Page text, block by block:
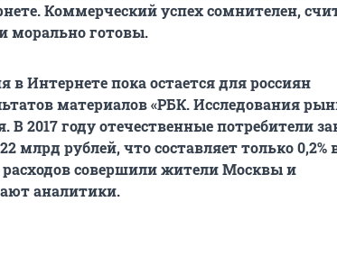
Коммерческий успех сомнителен,
морально готовы.
Интернете пока остается для россиян
материалов «РБК. Исследования
2017 году отечественные потребители
млрд рублей, что составляет только 0,2%
совершили жители Москвы и
аналитики.